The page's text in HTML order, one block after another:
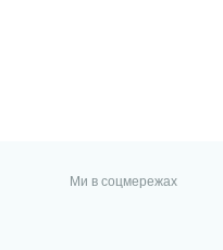
Ми в соцмережах